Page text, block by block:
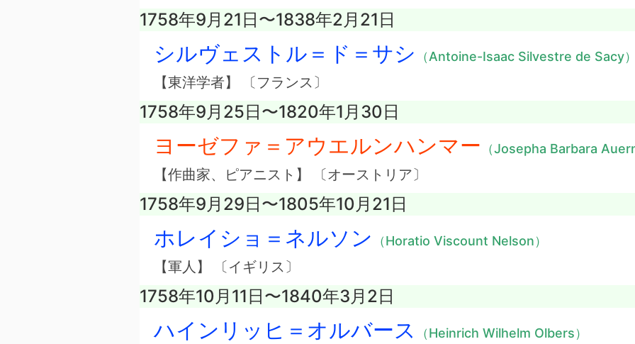
1758年9月21日〜1838年2月21日
シルヴェストル＝ド＝サシ （Antoine-Isaac Silvestre de Sacy
【東洋学者】 〔フランス〕
1758年9月25日〜1820年1月30日
ヨーゼファ＝アウエルンハンマー （Josepha Barbara
【作曲家、ピアニスト】 〔オーストリア〕
1758年9月29日〜1805年10月21日
ホレイショ＝ネルソン （Horatio Viscount Nelson）
【軍人】 〔イギリス〕
1758年10月11日〜1840年3月2日
ハインリッヒ＝オルバース （Heinrich Wilhelm Olbers）